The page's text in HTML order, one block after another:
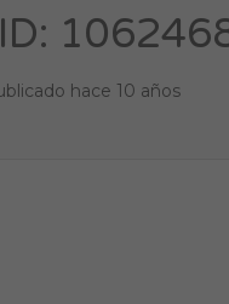
hace 10 años